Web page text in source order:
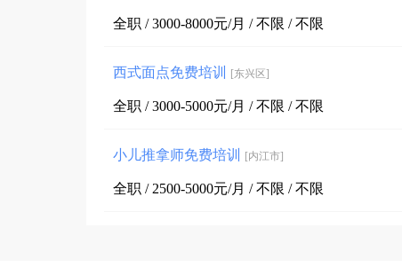
全职 / 3000-8000元/月 / 不限 / 不限
西式面点免费培训 [东兴区]
全职 / 3000-5000元/月 / 不限 / 不限
小儿推拿师免费培训 [内江市]
全职 / 2500-5000元/月 / 不限 / 不限